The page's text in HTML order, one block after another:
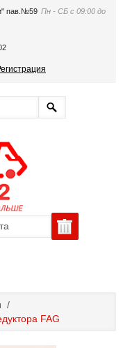
пав.№59 Пн - СБ с 09:00 до
/
FAG